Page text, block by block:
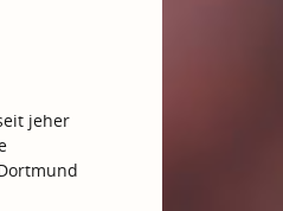
jeher